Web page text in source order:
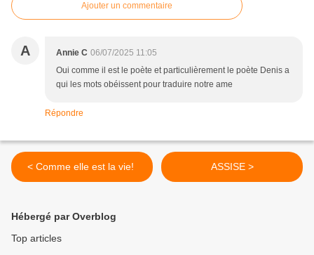
Ajouter un commentaire
A Annie C 06/07/2025 11:05
Oui comme il est le poète et particulièrement le poète Denis a
qui les mots obéissent pour traduire notre ame
Répondre
< Comme elle est la vie! ASSISE >
Hébergé par Overblog
Top articles